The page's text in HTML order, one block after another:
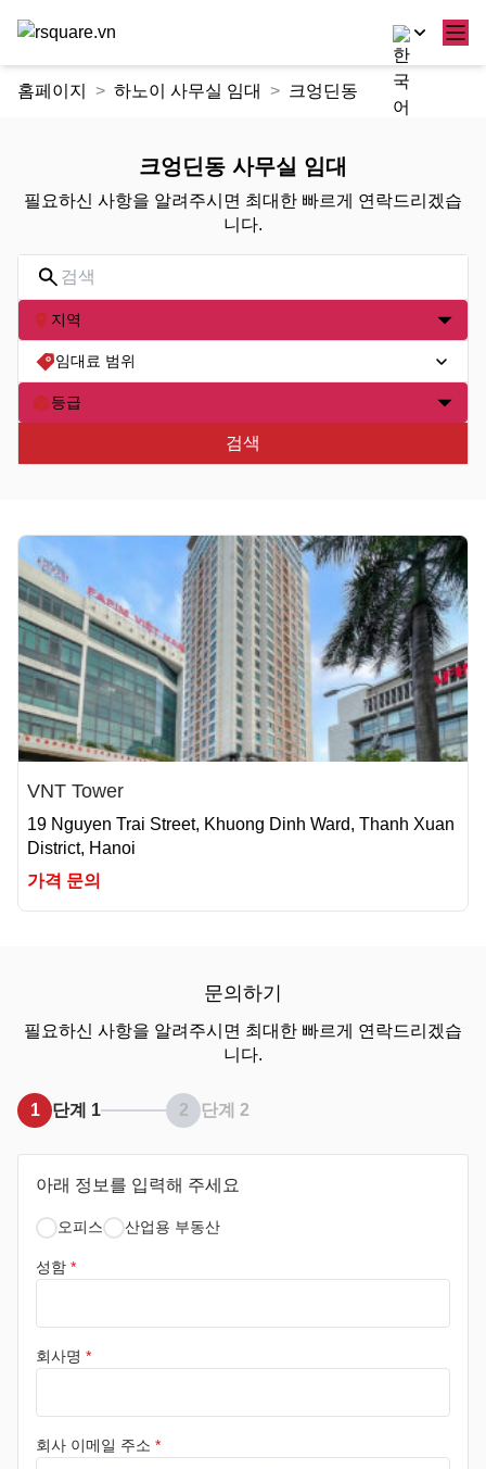
홈페이지 하노이 사무실 임대 크엉딘동
크엉딘동 사무실 임대
필요하신 사항을 알려주시면 최대한 빠르게 연락드리겠습
니다.
지역
임대료 범위
등급
검색
VNT Tower
19 Nguyen Trai Street, Khuong Dinh Ward, Thanh Xuan
District, Hanoi
가격 문의
문의하기
필요하신 사항을 알려주시면 최대한 빠르게 연락드리겠습
니다.
1 단계 1 2 단계 2
아래 정보를 입력해 주세요
오피스 산업용 부동산
성함 *
회사명 *
회사 이메일 주소 *